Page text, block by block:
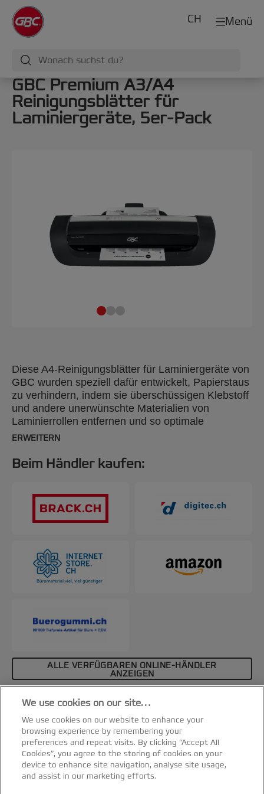
Menü
CH
GBC Premium A3/A4
Reinigungsblätter für
Laminiergeräte, 5er-Pack
Diese A4-Reinigungsblätter für Laminiergeräte von
GBC wurden speziell dafür entwickelt, Papierstaus
zu verhindern, indem sie überschüssigen Klebstoff
und andere unerwünschte Materialien von
Laminierrollen entfernen und so optimale
Ergebnisse gewährleisten. Diese Reinigungsblätter
Bildungseinrichtungen mit häufigem
hohem Volumen empfohlen. Die Blätter sind mit
allen A4- und A3-Laminiergeräten kompatibel und
tragen bei regelmäßiger Verwendung dazu bei, die
und es leistungsfähig zu halten. Packung mit 5 A4-
Kartonbögen.
ERWEITERN
Beim Händler kaufen:
ALLE VERFÜGBAREN ONLINE-HÄNDLER
ANZEIGEN
Spezifikationen & Merkmale
We use cookies on our site…
We use cookies on our website to enhance your
browsing experience by remembering your
preferences and repeat visits. By clicking “Accept All
Cookies”, you agree to the storing of cookies on your
device to enhance site navigation, analyse site usage,
and assist in our marketing efforts.